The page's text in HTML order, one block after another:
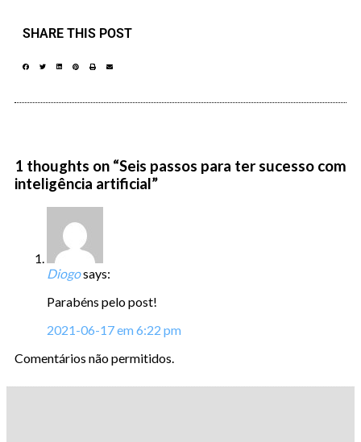
SHARE THIS POST
1 thoughts on “Seis passos para ter sucesso com
inteligência artificial”
Diogosays:
Parabéns pelo post!
2021-06-17 em 6:22 pm
Comentários não permitidos.